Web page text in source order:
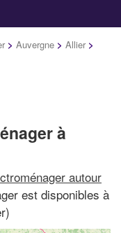
> Auvergne > Allier >
à
autour
est disponibles à